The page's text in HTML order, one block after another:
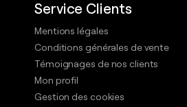
Service Clients
Mentions légales
Conditions générales de vente
Témoignages de nos clients
Mon profil
Gestion des cookies